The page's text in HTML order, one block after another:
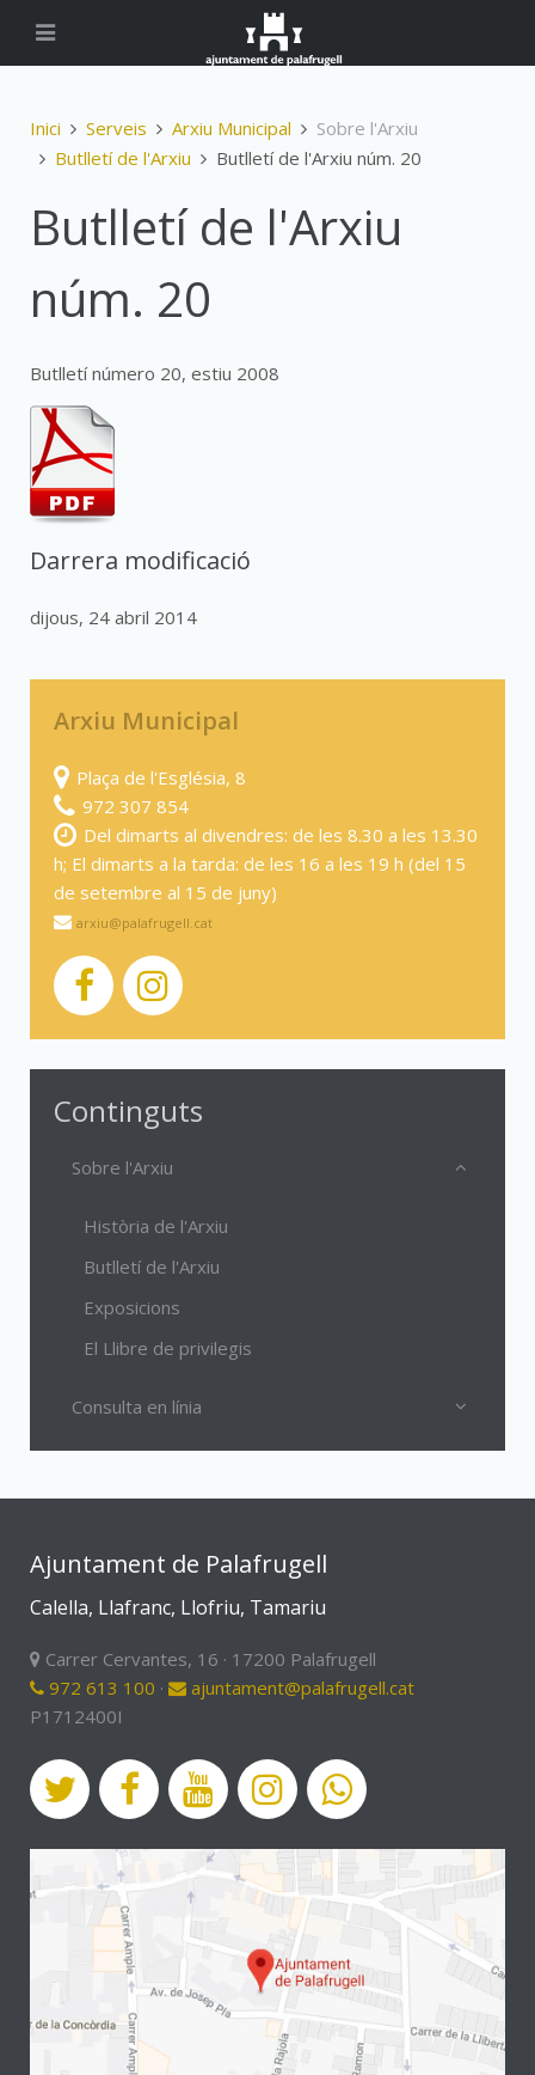
Inici Serveis Arxiu Municipal
Sobre l'Arxiu
Butlletí de l'Arxiu
Butlletí de l'Arxiu núm. 20
Butlletí de l'Arxiu
núm. 20
Butlletí número 20, estiu 2008
Darrera modificació
dijous, 24 abril 2014
Arxiu Municipal
Plaça de l'Església, 8
972 307 854
Del dimarts al divendres: de les 8.30 a les 13.30
h; El dimarts a la tarda: de les 16 a les 19 h (del 15
de setembre al 15 de juny)
arxiu@palafrugell.cat
Continguts
Sobre l'Arxiu
Història de l'Arxiu
Butlletí de l'Arxiu
Exposicions
El Llibre de privilegis
Consulta en línia
Ajuntament de Palafrugell
Calella, Llafranc, Llofriu, Tamariu
Carrer Cervantes, 16 · 17200 Palafrugell
972 613 100 ·
ajuntament@palafrugell.cat
P1712400I